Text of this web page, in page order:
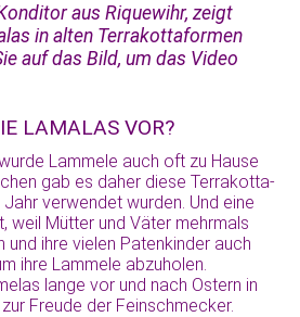
LAMALAS VOR?
Lammele auch oft zu Hause
gab es daher diese Terrakotta-
verwendet wurden. Und eine
weil Mütter und Väter mehrmals
ihre vielen Patenkinder auch
ihre Lammele abzuholen.
lange vor und nach Ostern in
Freude der Feinschmecker.
aus Riquewihr, zeigt
in alten Terrakottaformen
auf das Bild, um das Video